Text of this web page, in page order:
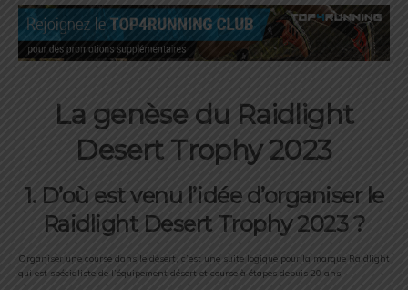
La genèse du Raidlight
Desert Trophy 2023
1. D’où est venu l’idée d’organiser le
Raidlight Desert Trophy 2023 ?
Organiser une course dans le désert, c’est une suite logique pour la marque Raidlight
qui est spécialiste de l’équipement désert et course à étapes depuis 20 ans.